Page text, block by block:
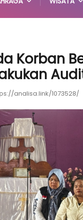
Korban
analisa.link/1073528/